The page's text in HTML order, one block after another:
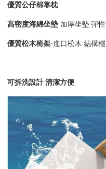
優質公仔棉靠枕
高密度海綿坐墊-加厚坐墊 彈
優質松木椅架-進口松木 結構
可拆洗設計 清潔方便